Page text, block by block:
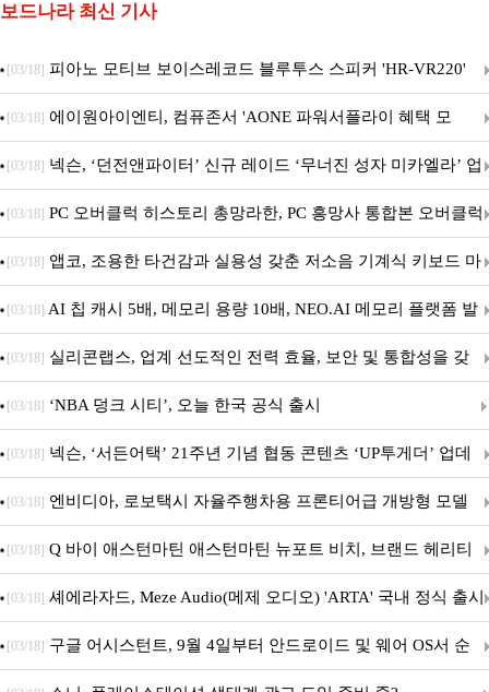
보드나라 최신 기사
[03/18] 피아노 모티브 보이스레코드 블루투스 스피커 'HR-VR220'
출시
[03/18] 에이원아이엔티, 컴퓨존서 'AONE 파워서플라이 혜택 모
음.ZIP' 이벤트 진행
[03/18] 넥슨, ‘던전앤파이터’ 신규 레이드 ‘무너진 성자 미카엘라’ 업
데이트!
[03/18] PC 오버클럭 히스토리 총망라한, PC 흥망사 통합본 오버클럭
특집(1-4편)
[03/18] 앱코, 조용한 타건감과 실용성 갖춘 저소음 기계식 키보드 마
우스 세트 'KM580' 출시
[03/18] AI 칩 캐시 5배, 메모리 용량 10배, NEO.AI 메모리 플랫폼 발
표
[03/18] 실리콘랩스, 업계 선도적인 전력 효율, 보안 및 통합성을 갖
춘 초저전력 블루투스 LE SoC ‘BG2B’ 공개
[03/18] ‘NBA 덩크 시티’, 오늘 한국 공식 출시
[03/18] 넥슨, ‘서든어택’ 21주년 기념 협동 콘텐츠 ‘UP투게더’ 업데
이트
[03/18] 엔비디아, 로보택시 자율주행차용 프론티어급 개방형 모델
‘알파마요 2 슈퍼’ 상업적 이용 가능
[03/18] Q 바이 애스턴마틴 애스턴마틴 뉴포트 비치, 브랜드 헤리티
지 담은 ‘헤리티지 에디션 컬렉션’ 공개
[03/18] 셰에라자드, Meze Audio(메제 오디오) 'ARTA' 국내 정식 출시
[03/18] 구글 어시스턴트, 9월 4일부터 안드로이드 및 웨어 OS서 순